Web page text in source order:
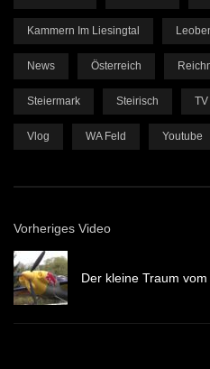
Kammern Im Liesingtal
News Österreich
Steiermark Steirisch TV
Vlog WA Feld Youtube
Vorheriges Video
Der kleine Traum